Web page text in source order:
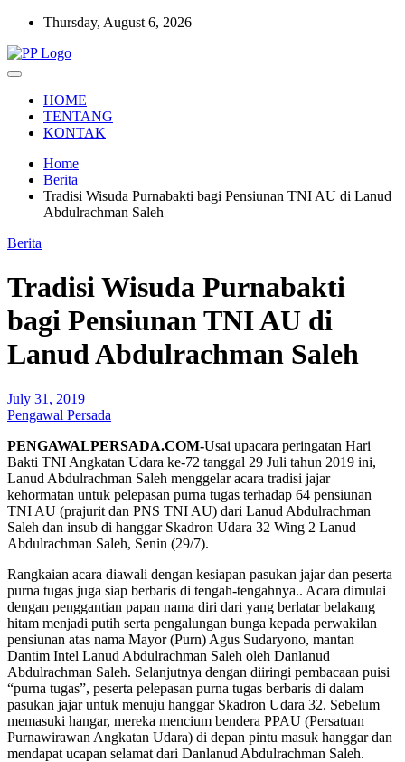
Skip
content
Thursday, August 6, 2026
Pengawal Persada
HOME
TENTANG
KONTAK
Home
Berita
Tradisi Wisuda Purnabakti bagi Pensiunan TNI AU di Lanud
Abdulrachman Saleh
Berita
Tradisi Wisuda Purnabakti
bagi Pensiunan TNI AU di
Lanud Abdulrachman Saleh
July 31, 2019
Pengawal Persada
PENGAWALPERSADA.COM-Usai upacara peringatan Hari
Bakti TNI Angkatan Udara ke-72 tanggal 29 Juli tahun 2019 ini,
Lanud Abdulrachman Saleh menggelar acara tradisi jajar
kehormatan untuk pelepasan purna tugas terhadap 64 pensiunan
TNI AU (prajurit dan PNS TNI AU) dari Lanud Abdulrachman
Saleh dan insub di hanggar Skadron Udara 32 Wing 2 Lanud
Abdulrachman Saleh, Senin (29/7).
Rangkaian acara diawali dengan kesiapan pasukan jajar dan peserta
purna tugas juga siap berbaris di tengah-tengahnya.. Acara dimulai
dengan penggantian papan nama diri dari yang berlatar belakang
hitam menjadi putih serta pengalungan bunga kepada perwakilan
pensiunan atas nama Mayor (Purn) Agus Sudaryono, mantan
Dantim Intel Lanud Abdulrachman Saleh oleh Danlanud
Abdulrachman Saleh. Selanjutnya dengan diiringi pembacaan puisi
“purna tugas”, peserta pelepasan purna tugas berbaris di dalam
pasukan jajar untuk menuju hanggar Skadron Udara 32. Sebelum
memasuki hangar, mereka mencium bendera PPAU (Persatuan
Purnawirawan Angkatan Udara) di depan pintu masuk hanggar dan
mendapat ucapan selamat dari Danlanud Abdulrachman Saleh.